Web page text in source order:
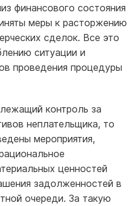
финансового состояния
меры к расторжению
сделок. Все это
ситуации и
проведения процедуры
контроль за
неплательщика, то
мероприятия,
ценностей
задолженностей в
очереди. За такую